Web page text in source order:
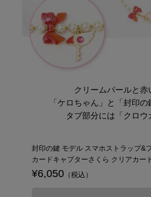
クリームパールと赤
「ケロちゃん」と「封印の
タブ部分には「クロウ
封印の鍵 モデル スマホストラップ&
カードキャプターさくら クリアカー
¥6,050 （税込）